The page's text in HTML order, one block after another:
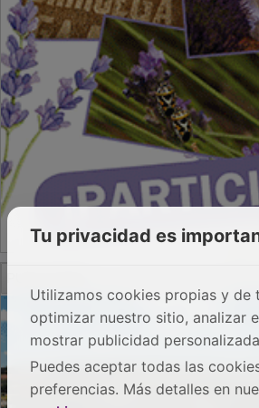
PUBLICIDAD
Tu privacidad es
Utilizamos cookies propias y de
optimizar nuestro sitio, analizar
mostrar publicidad
Puedes aceptar todas las
preferencias. Más detalles en